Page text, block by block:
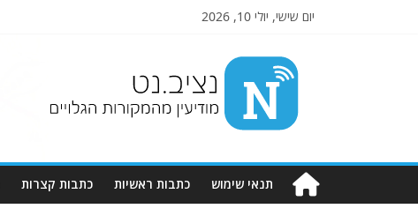
יום שישי, יולי 10, 2026
Nziv.net
מודיעין
מהמקורות
תנאי שימוש כתבות ראשיות כתבות קצרות